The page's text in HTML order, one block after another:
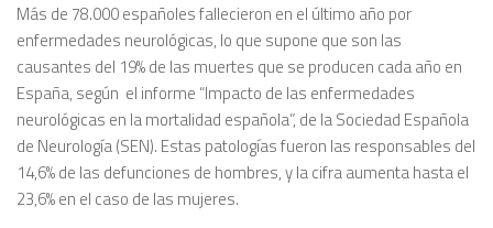
Más de 78.000 españoles fallecieron en el último año por
enfermedades neurológicas, lo que supone que son las
causantes del 19% de las muertes que se producen cada año en
España, según el informe “Impacto de las enfermedades
neurológicas en la mortalidad española”, de la Sociedad Española
de Neurología (SEN). Estas patologías fueron las responsables del
14,6% de las defunciones de hombres, y la cifra aumenta hasta el
23,6% en el caso de las mujeres.